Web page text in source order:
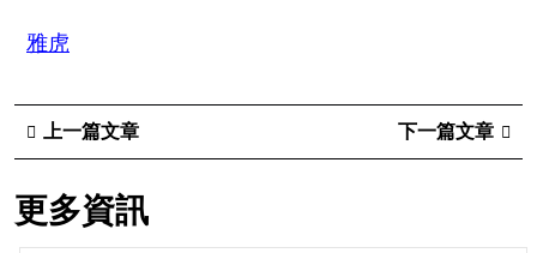
雅虎
上一篇文章 下一篇文章
更多資訊